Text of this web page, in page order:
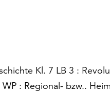
Kl. 7 LB 3 :
: Regional- bzw..